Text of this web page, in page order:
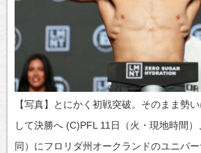
【写真】とにかく初戦突破。そのまま勢
して決勝へ (C)PFL 11日（火・現地時間
同）にフロリダ州オークランドのユニバ